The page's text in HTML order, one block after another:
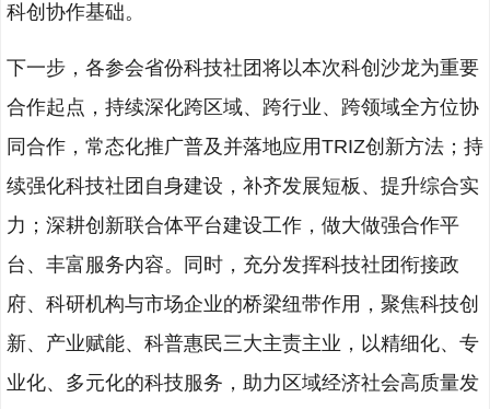
科创协作基础。
下一步，各参会省份科技社团将以本次科创沙龙为重要
合作起点，持续深化跨区域、跨行业、跨领域全方位协
同合作，常态化推广普及并落地应用TRIZ创新方法；持
续强化科技社团自身建设，补齐发展短板、提升综合实
力；深耕创新联合体平台建设工作，做大做强合作平
台、丰富服务内容。同时，充分发挥科技社团衔接政
府、科研机构与市场企业的桥梁纽带作用，聚焦科技创
新、产业赋能、科普惠民三大主责主业，以精细化、专
业化、多元化的科技服务，助力区域经济社会高质量发